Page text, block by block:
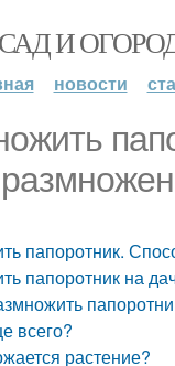
САД И
новости
папоротник.
папоротник на
всего?
растение?